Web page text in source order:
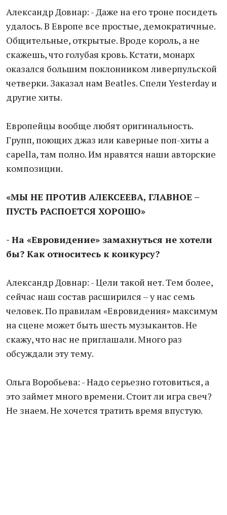
Александр Довнар: - Даже на его троне посидеть
удалось. В Европе все простые, демократичные.
Общительные, открытые. Вроде король, а не
скажешь, что голубая кровь. Кстати, монарх
оказался большим поклонником ливерпульской
четверки. Заказал нам Beatles. Спели Yesterday и
другие хиты.
Европейцы вообще любят оригинальность.
Групп, поющих джаз или каверные поп-хиты a
capella, там полно. Им нравятся наши авторские
композиции.
«МЫ НЕ ПРОТИВ АЛЕКСЕЕВА, ГЛАВНОЕ –
ПУСТЬ РАСПОЕТСЯ ХОРОШО»
- На «Евровидение» замахнуться не хотели
бы? Как относитесь к конкурсу?
Александр Довнар: - Цели такой нет. Тем более,
сейчас наш состав расширился – у нас семь
человек. По правилам «Евровидения» максимум
на сцене может быть шесть музыкантов. Не
скажу, что нас не приглашали. Много раз
обсуждали эту тему.
Ольга Воробьева: - Надо серьезно готовиться, а
это займет много времени. Стоит ли игра свеч?
Не знаем. Не хочется тратить время впустую.